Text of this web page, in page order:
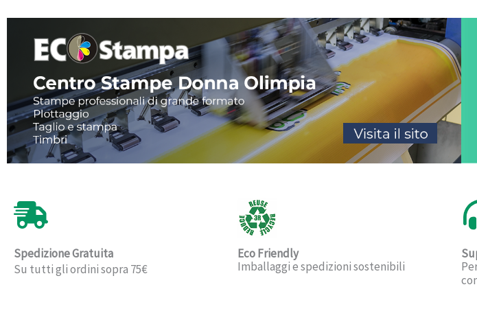
Spedizione Gratuita
Su tutti gli ordini sopra 75€
Eco Friendly
Imballaggi e spedizioni sostenibili